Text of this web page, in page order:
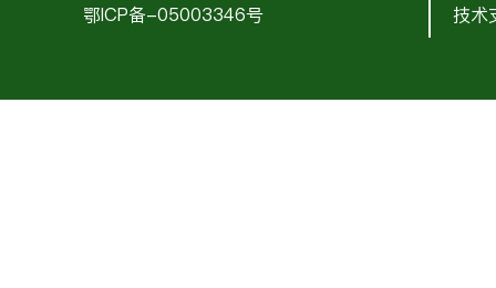
鄂ICP备-05003346号
技术